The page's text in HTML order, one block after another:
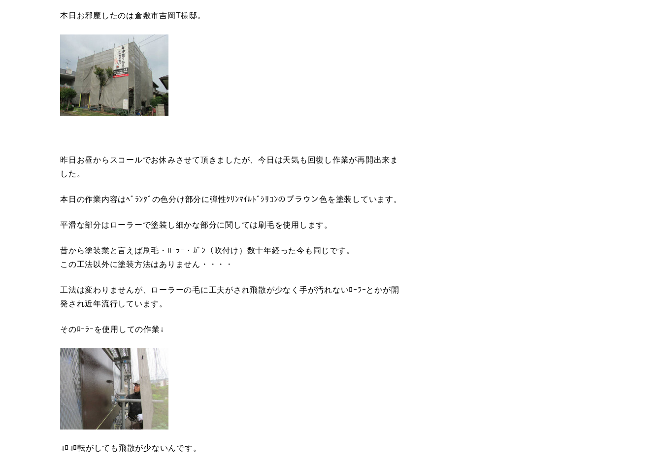
本日お邪魔したのは倉敷市吉岡T様邸。
昨日お昼からスコールでお休みさせて頂きましたが、今日は天気も回復し作業が再開出来ま
した。
本日の作業内容はﾍﾞﾗﾝﾀﾞの色分け部分に弾性ｸﾘﾝﾏｲﾙﾄﾞｼﾘｺﾝのブラウン色を塗装しています。
平滑な部分はローラーで塗装し細かな部分に関しては刷毛を使用します。
昔から塗装業と言えば刷毛・ﾛｰﾗｰ・ｶﾞﾝ（吹付け）数十年経った今も同じです。
この工法以外に塗装方法はありません・・・・
工法は変わりませんが、ローラーの毛に工夫がされ飛散が少なく手が汚れないﾛｰﾗｰとかが開
発され近年流行しています。
そのﾛｰﾗｰを使用しての作業↓
ｺﾛｺﾛ転がしても飛散が少ないんです。